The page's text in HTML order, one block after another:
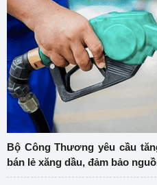
Bộ Công Thương yêu cầu
bán lẻ xăng dầu, đảm bảo